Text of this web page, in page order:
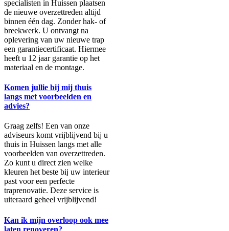
specialisten in Huissen plaatsen
de nieuwe overzettreden altijd
binnen één dag. Zonder hak- of
breekwerk. U ontvangt na
oplevering van uw nieuwe trap
een garantiecertificaat. Hiermee
heeft u 12 jaar garantie op het
materiaal en de montage.
Komen jullie bij mij thuis
langs met voorbeelden en
advies?
Graag zelfs! Een van onze
adviseurs komt vrijblijvend bij u
thuis in Huissen langs met alle
voorbeelden van overzettreden.
Zo kunt u direct zien welke
kleuren het beste bij uw interieur
past voor een perfecte
traprenovatie. Deze service is
uiteraard geheel vrijblijvend!
Kan ik mijn overloop ook mee
laten renoveren?